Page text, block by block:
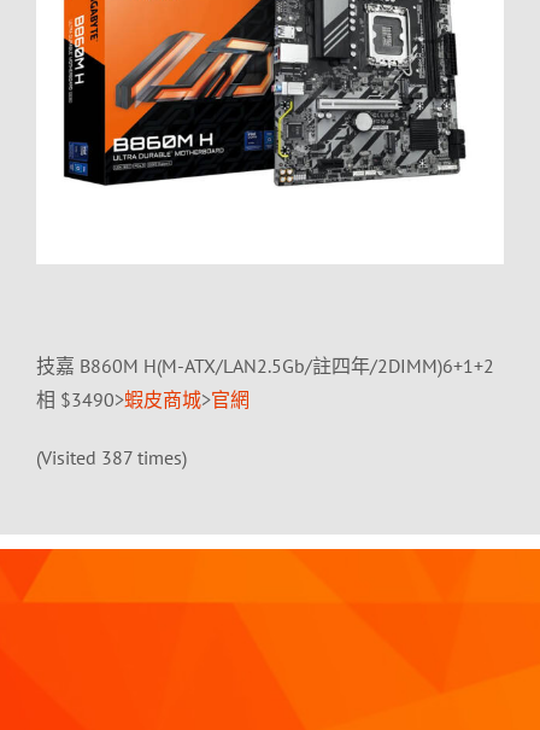
技嘉 B860M H(M-ATX/LAN2.5Gb/註四年/2DIMM)6+1+2
相 $3490>蝦皮商城>官網
(Visited 387 times)